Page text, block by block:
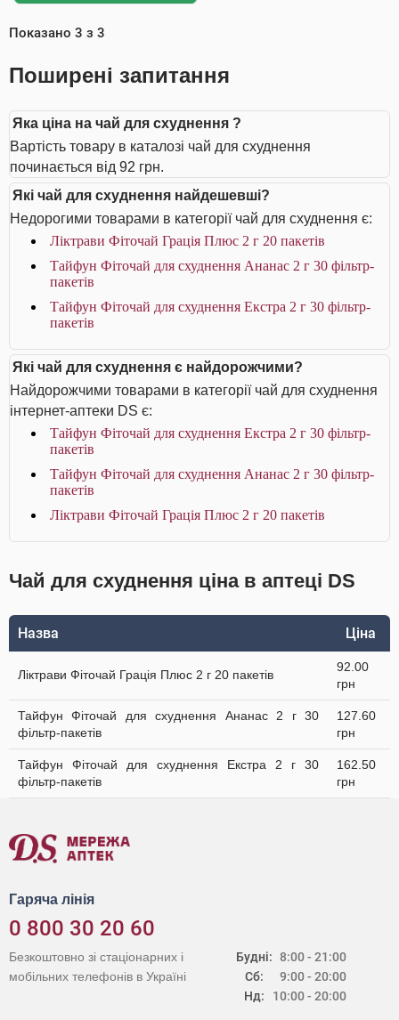
Показано 3 з 3
Поширені запитання
Яка ціна на чай для схуднення ?
Вартість товару в каталозі чай для схуднення
починається від 92 грн.
Які чай для схуднення найдешевші?
Недорогими товарами в категорії чай для схуднення є:
Ліктрави Фіточай Грація Плюс 2 г 20 пакетів
Тайфун Фіточай для схуднення Ананас 2 г 30 фільтр-
пакетів
Тайфун Фіточай для схуднення Екстра 2 г 30 фільтр-
пакетів
Які чай для схуднення є найдорожчими?
Найдорожчими товарами в категорії чай для схуднення
інтернет-аптеки DS є:
Тайфун Фіточай для схуднення Екстра 2 г 30 фільтр-
пакетів
Тайфун Фіточай для схуднення Ананас 2 г 30 фільтр-
пакетів
Ліктрави Фіточай Грація Плюс 2 г 20 пакетів
Чай для схуднення ціна в аптеці DS
Назва Ціна
Ліктрави Фіточай Грація Плюс 2 г 20 пакетів
92.00
грн
Тайфун Фіточай для схуднення Ананас 2 г 30
фільтр-пакетів
127.60
грн
Тайфун Фіточай для схуднення Екстра 2 г 30
фільтр-пакетів
162.50
грн
Гаряча лінія
0 800 30 20 60
Будні:
Сб:
Нд:
8:00 - 21:00
9:00 - 20:00
10:00 - 20:00
Безкоштовно зі стаціонарних і
мобільних телефонів в Україні